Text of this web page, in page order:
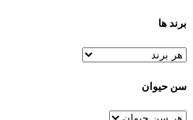
برند ها
سن حیوان